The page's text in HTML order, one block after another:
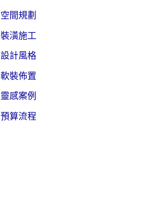
空間規劃
裝潢施工
設計風格
軟裝佈置
靈感案例
預算流程